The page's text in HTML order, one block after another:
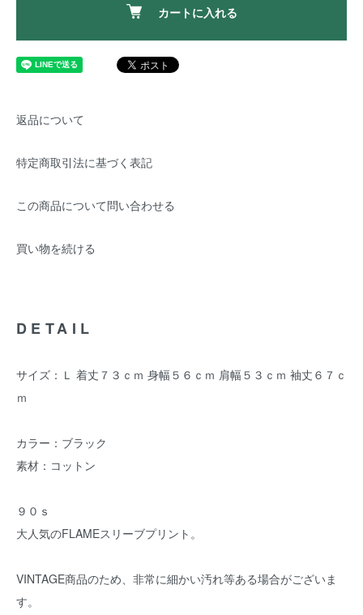
カートに入れる
返品について
特定商取引法に基づく表記
この商品について問い合わせる
買い物を続ける
DETAIL
サイズ：Ｌ 着丈７３ｃｍ 身幅５６ｃｍ 肩幅５３ｃｍ 袖丈６７ｃ
ｍ
カラー：ブラック
素材：コットン
９０ｓ
大人気のFLAMEスリーブプリント。
VINTAGE商品のため、非常に細かい汚れ等ある場合がございま
す。